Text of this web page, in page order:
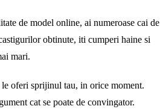
de model online, ai numeroase cai de
obtinute, iti cumperi haine si
mari.
oferi sprijinul tau, in orice moment.
cat se poate de convingator.